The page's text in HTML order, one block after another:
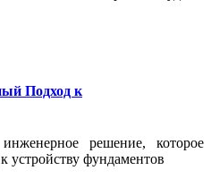
Подход к
решение, которое
устройству фундаментов